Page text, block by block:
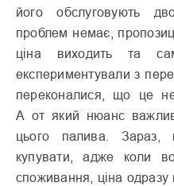
його обслуговують
проблем немає,
ціна виходить та
експериментували з
переконалися, що це
А от який нюанс
цього палива. Зараз,
купувати, адже коли
споживання, ціна одразу